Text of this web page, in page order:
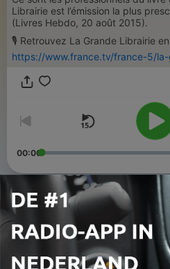
Librairie est l’émission la plus
(Livres Hebdo, 20 août 2015).
🎙️ Retrouvez La Grande Librairie
https://www.france.tv/france-5/
00:00
Afleveringen
514 - Les livres de l'été
18 jun. 2026